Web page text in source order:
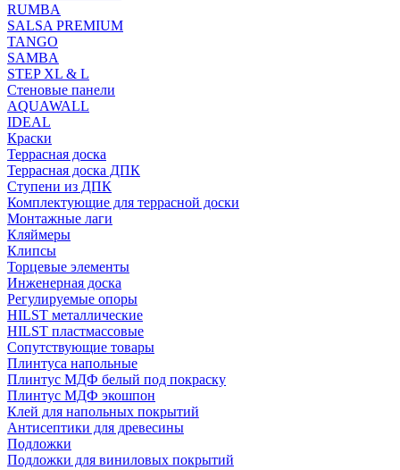
RUMBA
SALSA PREMIUM
TANGO
SAMBA
STEP XL & L
Стеновые панели
AQUAWALL
IDEAL
Краски
Террасная доска
Террасная доска ДПК
Ступени из ДПК
Комплектующие для террасной доски
Монтажные лаги
Кляймеры
Клипсы
Торцевые элементы
Инженерная доска
Регулируемые опоры
HILST металлические
HILST пластмассовые
Сопутствующие товары
Плинтуса напольные
Плинтус МДФ белый под покраску
Плинтус МДФ экошпон
Клей для напольных покрытий
Антисептики для древесины
Подложки
Подложки для виниловых покрытий